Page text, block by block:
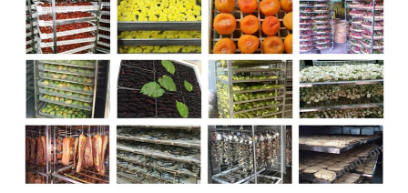
成功案例
礼品知识
客户留言
人才招聘